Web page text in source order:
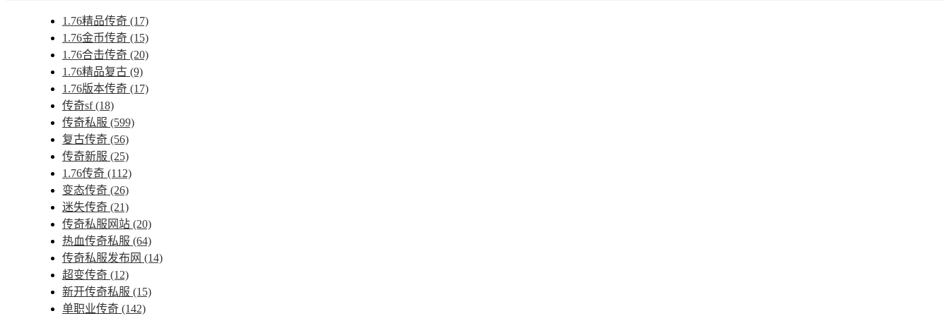
1.76精品传奇 (17)
1.76金币传奇 (15)
1.76合击传奇 (20)
1.76精品复古 (9)
1.76版本传奇 (17)
传奇sf(18)
传奇私服 (599)
复古传奇 (56)
传奇新服 (25)
1.76传奇 (112)
变态传奇 (26)
迷失传奇 (21)
传奇私服网站 (20)
热血传奇私服 (64)
传奇私服发布网 (14)
超变传奇 (12)
新开传奇私服 (15)
单职业传奇 (142)